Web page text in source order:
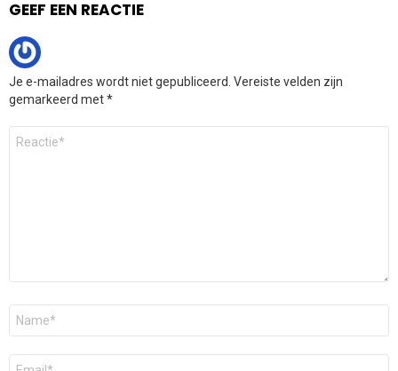
GEEF EEN REACTIE
Je e-mailadres wordt niet gepubliceerd. Vereiste velden zijn
gemarkeerd met*
Reactie
Naam
E-